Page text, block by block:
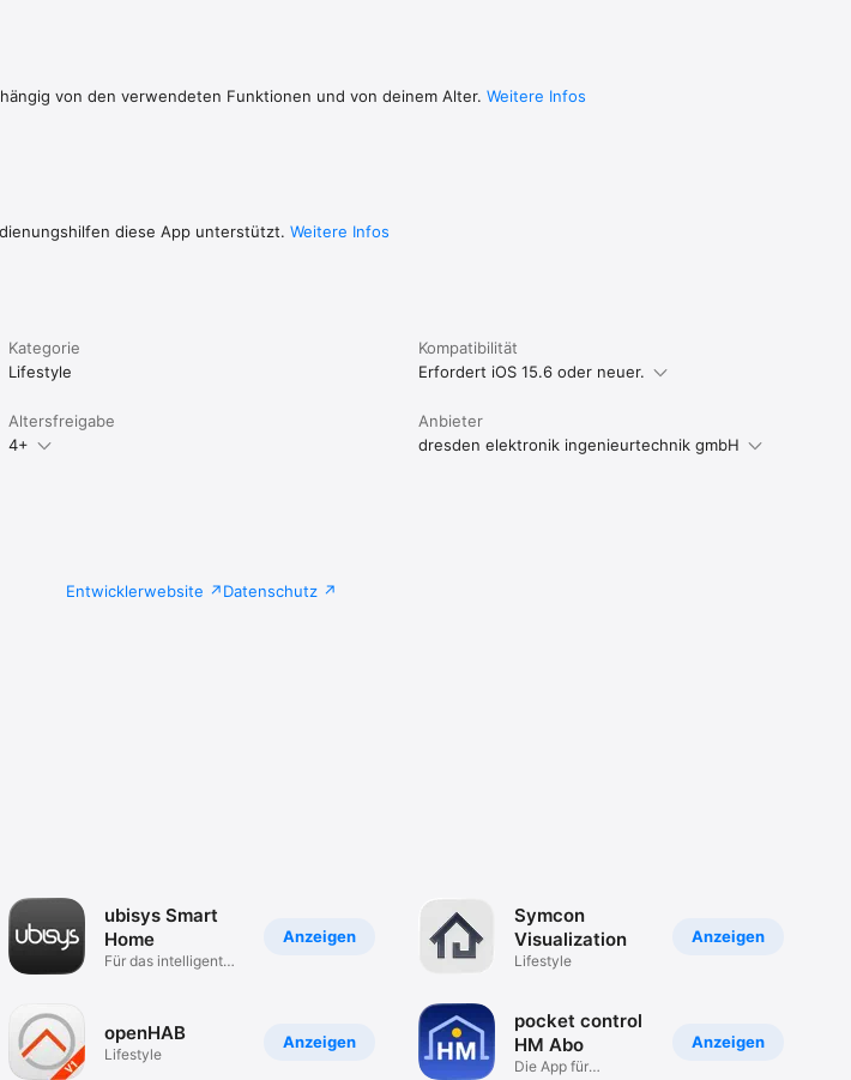
von den verwendeten Funktionen und von deinem Alter. Weitere Infos
diese App unterstützt. Weitere Infos
Kategorie
Lifestyle
Kompatibilität
Erfordert iOS 15.6 oder neuer.
Altersfreigabe
4+
Anbieter
dresden elektronik ingenieurtechnik gmbH
Entwicklerwebsite Datenschutz
Anzeigen
ubisys Smart
Home
Für das intelligente
Anzeigen
openHAB
Lifestyle
Anzeigen
Symcon
Visualization
Lifestyle
Anzeigen
pocket control
HM Abo
Die App für